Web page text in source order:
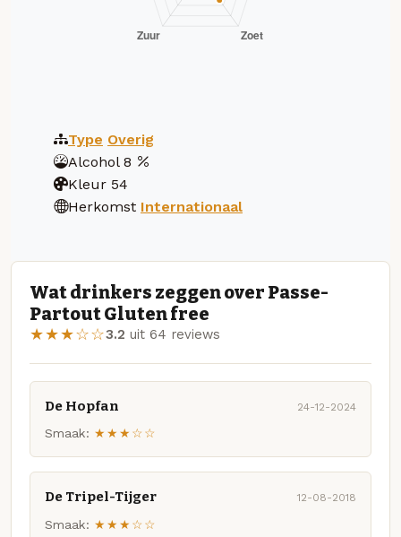
Type Overig
Alcohol 8
Kleur 54
Herkomst Internationaal
Wat drinkers zeggen over Passe-
Partout Gluten free
★★★☆☆3.2 uit 64 reviews
De Hopfan 24-12-2024
Smaak: ★★★☆☆
De Tripel-Tijger 12-08-2018
Smaak: ★★★☆☆